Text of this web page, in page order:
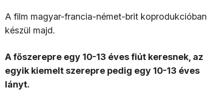
A film magyar-francia-német-brit koprodukcióban
készül majd.
A főszerepre egy 10-13 éves fiút keresnek, az
egyik kiemelt szerepre pedig egy 10-13 éves
lányt.